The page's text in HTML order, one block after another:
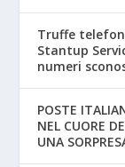
Truffe
Stantup
numeri
POSTE
NEL CUORE
UNA